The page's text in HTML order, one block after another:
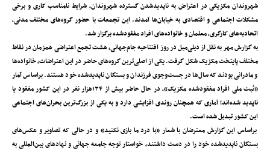
شهروندان مکزیکی در اعتراض به ناپدید‌شدن گسترده شهروندان، شرایط نامناسب کاری و برخی
مشکلات اجتماعی و اقتصادی به خیابان‌ها آمدند. این تجمعات با حضور گروه‌های مختلف مدنی،
اتحادیه‌های کارگری، معلمان و خانواده‌های افراد مفقودشده برگزار شد.
به گزارش مهر به نقل از دیلی‌میل در روز افتتاحیه جام‌جهانی، هشت تجمع اعتراضی همزمان در نقاط
مختلف پایتخت مکزیک شکل گرفت. یکی از اصلی‌ترین گروه‌های حاضر در این اعتراضات، خانواده‌ها
و مادرانی بودند که سال‌ها در جست‌وجوی فرزندان و بستگان ناپدیدشده خود هستند. بر‌اساس آمار
«ثبت ملی افراد مفقودشده مکزیک»، در حال حاضر بیش از ۱۳۴‌هزار نفر در این کشور مفقود یا
ناپدید شده‌اند؛ آماری که همچنان روندی افزایشی دارد و به یکی از بزرگ‌ترین بحران‌های اجتماعی
این کشور تبدیل شده است.
براساس این گزارش معترضان با شعار «با درد ما بازی نکنید» و در حالی که تصاویر و عکس‌های
بستگان ناپدیدشده خود را در دست داشتند، خواستار توجه جامعه جهانی و نهادهای بین‌المللی به